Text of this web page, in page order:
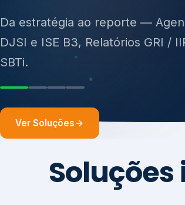
Da estratégia ao reporte —
DJSI e ISE B3, Relatórios GRI /
SBTi.
14001, ISO 45001, ONA e PNQ
sólidos (PGRS/PMGRS).
Ver Soluções